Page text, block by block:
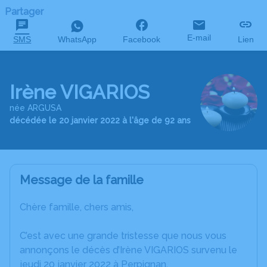
Partager
SMS WhatsApp Facebook E-mail Lien
Irène VIGARIOS
née ARGUSA
décédée le 20 janvier 2022 à l'âge de 92 ans
Message de la famille
Chère famille, chers amis,
C’est avec une grande tristesse que nous vous
annonçons le décès d’Irène VIGARIOS survenu le
jeudi 20 janvier 2022 à Perpignan.